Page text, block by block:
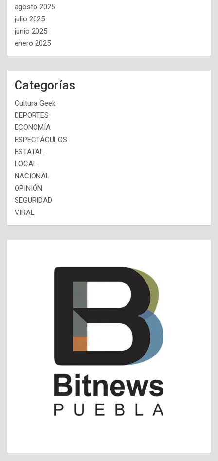
agosto 2025
julio 2025
junio 2025
enero 2025
Categorías
Cultura Geek
DEPORTES
ECONOMÍA
ESPECTÁCULOS
ESTATAL
LOCAL
NACIONAL
OPINIÓN
SEGURIDAD
VIRAL